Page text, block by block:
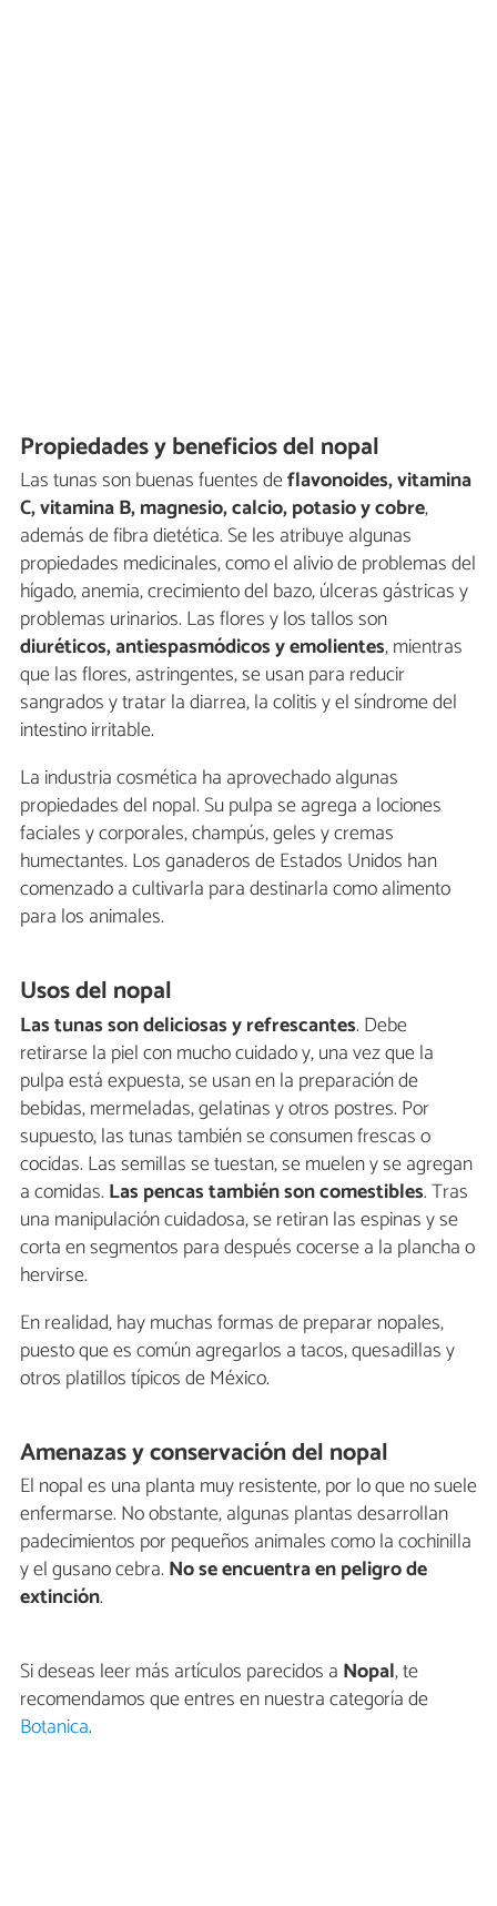
Propiedades y beneficios del nopal
Las tunas son buenas fuentes deflavonoides, vitamina
C, vitamina B, magnesio, calcio, potasio y cobre,
además de fibra dietética. Se les atribuye algunas
propiedades medicinales, como el alivio de problemas del
hígado, anemia, crecimiento del bazo, úlceras gástricas y
problemas urinarios. Las flores y los tallos son
diuréticos, antiespasmódicos y emolientes, mientras
que las flores, astringentes, se usan para reducir
sangrados y tratar la diarrea, la colitis y el síndrome del
intestino irritable.
La industria cosmética ha aprovechado algunas
propiedades del nopal. Su pulpa se agrega a lociones
faciales y corporales, champús, geles y cremas
humectantes. Los ganaderos de Estados Unidos han
comenzado a cultivarla para destinarla como alimento
para los animales.
Usos del nopal
Las tunas son deliciosas y refrescantes. Debe
retirarse la piel con mucho cuidado y, una vez que la
pulpa está expuesta, se usan en la preparación de
bebidas, mermeladas, gelatinas y otros postres. Por
supuesto, las tunas también se consumen frescas o
cocidas. Las semillas se tuestan, se muelen y se agregan
a comidas. Las pencas también son comestibles. Tras
una manipulación cuidadosa, se retiran las espinas y se
corta en segmentos para después cocerse a la plancha o
hervirse.
En realidad, hay muchas formas de preparar nopales,
puesto que es común agregarlos a tacos, quesadillas y
otros platillos típicos de México.
Amenazas y conservación del nopal
El nopal es una planta muy resistente, por lo que no suele
enfermarse. No obstante, algunas plantas desarrollan
padecimientos por pequeños animales como la cochinilla
y el gusano cebra. No se encuentra en peligro de
extinción.
Si deseas leer más artículos parecidos a Nopal, te
recomendamos que entres en nuestra categoría de
Botanica.